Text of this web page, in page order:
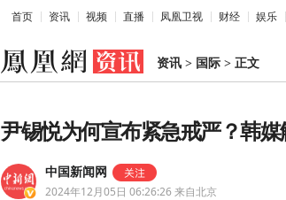
首页 资讯 视频 直播 凤凰卫视 财经 娱乐
资讯 > 国际 > 正文
尹锡悦为何宣布紧急戒严？韩
中国新闻网
2024年12月05日 06:26:26来自北京